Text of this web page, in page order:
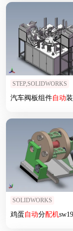
STEP,SOLIDWORKS
汽车阀板组件自动装
SOLIDWORKS
鸡蛋自动分配机sw19